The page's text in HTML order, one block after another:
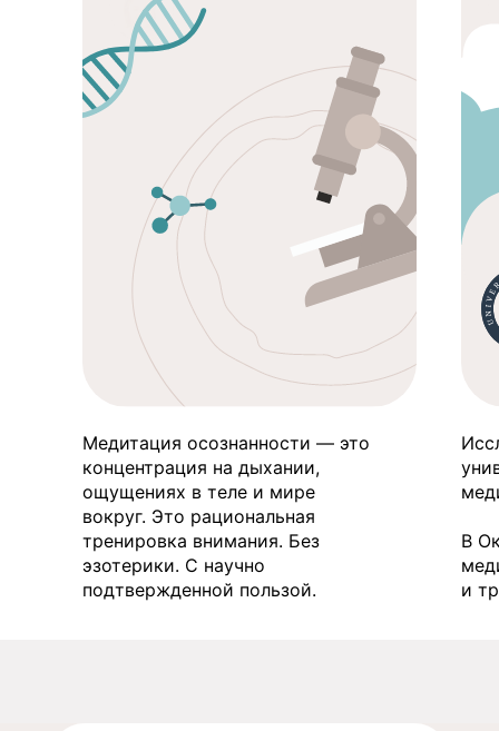
Медитация осознанности — это
концентрация на дыхании,
ощущениях в теле и мире
вокруг. Это рациональная
тренировка внимания. Без
эзотерики. С научно
подтвержденной пользой.
В
и